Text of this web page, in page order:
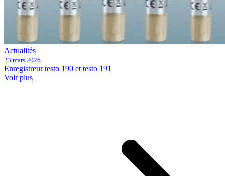
Actualités
23 mars 2026
Enregistreur testo 190 et testo 191
Voir plus